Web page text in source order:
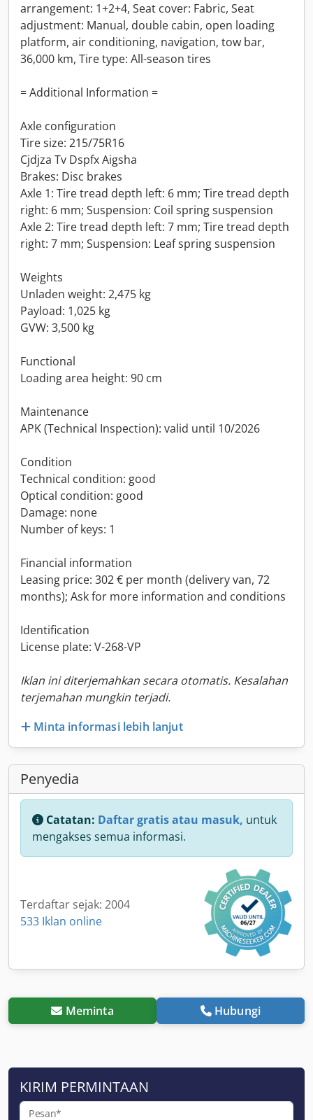
arrangement: 1+2+4, Seat cover: Fabric, Seat
adjustment: Manual, double cabin, open loading
platform, air conditioning, navigation, tow bar,
36,000 km, Tire type: All-season tires
= Additional Information =
Axle configuration
Tire size: 215/75R16
Cjdjza Tv Dspfx Aigsha
Brakes: Disc brakes
Axle 1: Tire tread depth left: 6 mm; Tire tread depth
right: 6 mm; Suspension: Coil spring suspension
Axle 2: Tire tread depth left: 7 mm; Tire tread depth
right: 7 mm; Suspension: Leaf spring suspension
Weights
Unladen weight: 2,475 kg
Payload: 1,025 kg
GVW: 3,500 kg
Functional
Loading area height: 90 cm
Maintenance
APK (Technical Inspection): valid until 10/2026
Condition
Technical condition: good
Optical condition: good
Damage: none
Number of keys: 1
Financial information
Leasing price: 302 € per month (delivery van, 72
months); Ask for more information and conditions
Identification
License plate: V-268-VP
Iklan ini diterjemahkan secara otomatis. Kesalahan
terjemahan mungkin terjadi.
Minta informasi lebih lanjut
Penyedia
Catatan: Daftar gratis atau masuk, untuk
mengakses semua informasi.
Terdaftar sejak: 2004
533 Iklan online
Meminta Hubungi
KIRIM PERMINTAAN
Pesan*